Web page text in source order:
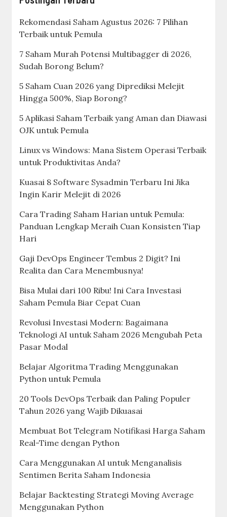
Rekomendasi Saham Agustus 2026: 7 Pilihan
Terbaik untuk Pemula
7 Saham Murah Potensi Multibagger di 2026,
Sudah Borong Belum?
5 Saham Cuan 2026 yang Diprediksi Melejit
Hingga 500%, Siap Borong?
5 Aplikasi Saham Terbaik yang Aman dan Diawasi
OJK untuk Pemula
Linux vs Windows: Mana Sistem Operasi Terbaik
untuk Produktivitas Anda?
Kuasai 8 Software Sysadmin Terbaru Ini Jika
Ingin Karir Melejit di 2026
Cara Trading Saham Harian untuk Pemula:
Panduan Lengkap Meraih Cuan Konsisten Tiap
Hari
Gaji DevOps Engineer Tembus 2 Digit? Ini
Realita dan Cara Menembusnya!
Bisa Mulai dari 100 Ribu! Ini Cara Investasi
Saham Pemula Biar Cepat Cuan
Revolusi Investasi Modern: Bagaimana
Teknologi AI untuk Saham 2026 Mengubah Peta
Pasar Modal
Belajar Algoritma Trading Menggunakan
Python untuk Pemula
20 Tools DevOps Terbaik dan Paling Populer
Tahun 2026 yang Wajib Dikuasai
Membuat Bot Telegram Notifikasi Harga Saham
Real-Time dengan Python
Cara Menggunakan AI untuk Menganalisis
Sentimen Berita Saham Indonesia
Belajar Backtesting Strategi Moving Average
Menggunakan Python